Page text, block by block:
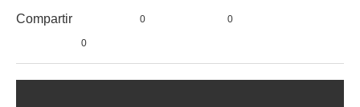
Compartir 0 0
0